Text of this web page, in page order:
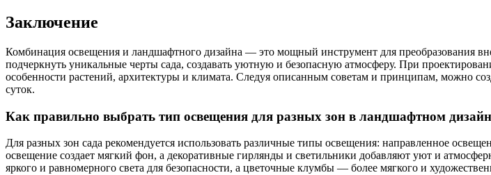
Заключение
Комбинация освещения и ландшафтного дизайна — это мощный инструмент для преобразования
подчеркнуть уникальные черты сада, создавать уютную и безопасную атмосферу. При
особенности растений, архитектуры и климата. Следуя описанным советам и принципам, можно
суток.
Как правильно выбрать тип освещения для разных зон в ландшафтном
Для разных зон сада рекомендуется использовать различные типы освещения: направленное
освещение создает мягкий фон, а декоративные гирлянды и светильники добавляют уют и
яркого и равномерного света для безопасности, а цветочные клумбы — более мягкого и